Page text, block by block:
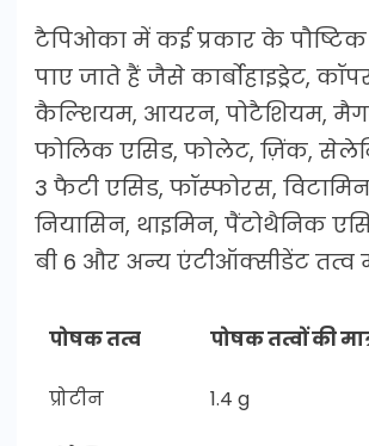
टैपिओका में कई प्रकार के
पाए जाते हैं जैसे कार्बोहाइड्रेट,
कैल्‍शियम, आयरन, पोटैशियम,
फोलिक एसिड, फोलेट, ज़िंक,
3 फैटी एसिड, फॉस्फोरस, विटामिन
नियासिन, थाइमिन, पैंटोथैनिक
बी 6 और अन्य एंटीऑक्सीडेंट तत्व
पोषक तत्व पोषक तत्वों की
प्रोटीन 1.4 g